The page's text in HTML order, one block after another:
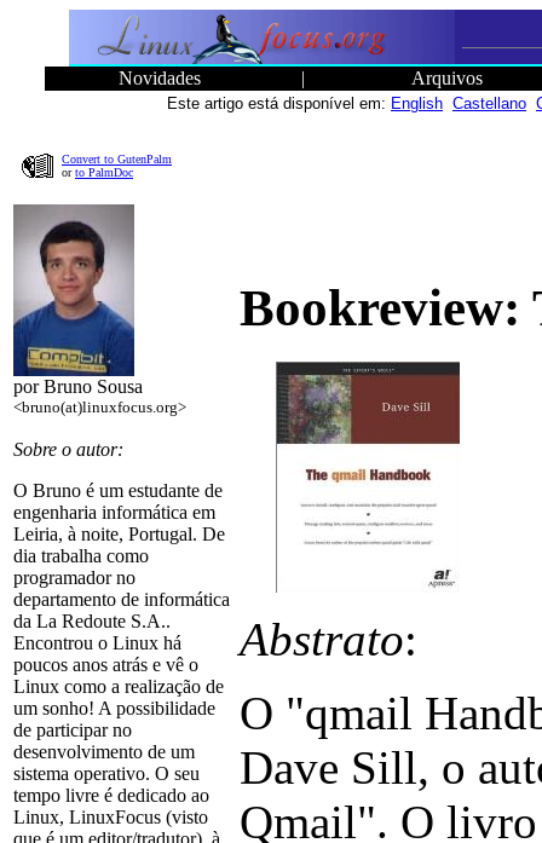
Novidades | Arquivos
Este artigo está disponível em: English Castellano
Convert to GutenPalm
orto PalmDoc
por Bruno Sousa
<bruno(at)linuxfocus.org>
Sobre o autor:
O Bruno é um estudante de
engenharia informática em
Leiria, à noite, Portugal. De
dia trabalha como
programador no
departamento de informática
da La Redoute S.A..
Encontrou o Linux há
poucos anos atrás e vê o
Linux como a realização de
um sonho! A possibilidade
de participar no
desenvolvimento de um
sistema operativo. O seu
tempo livre é dedicado ao
Linux, LinuxFocus (visto
que é um editor/tradutor), à
Bookreview:
Abstrato:
O "qmail
Dave Sill, o
Qmail". O livro